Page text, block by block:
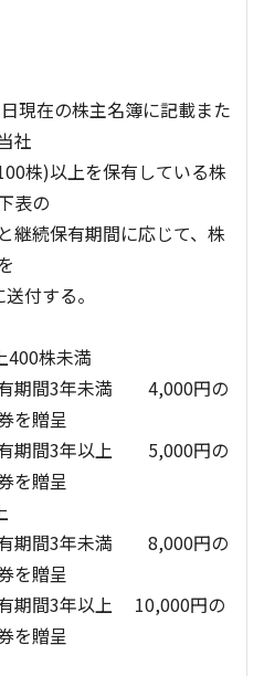
現在の株主名簿に記載また
社
株)以上を保有している株
表の
継続保有期間に応じて、株
付する。
株未満
間3年未満 4,000円の
を贈呈
間3年以上 5,000円の
を贈呈
間3年未満 8,000円の
を贈呈
間3年以上 10,000円の
を贈呈